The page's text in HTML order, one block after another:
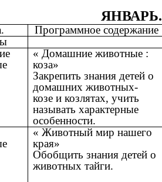
ЯНВАРЬ.
Программное содержание
« Домашние животные :
коза»
Закрепить знания детей о
домашних животных-
козе и козлятах, учить
называть характерные
особенности.
« Животный мир нашего
края»
Обобщить знания детей о
животных тайги.